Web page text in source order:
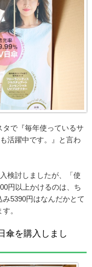
で『毎年使っているサ
活躍中です。』と言わ
検討しましたが、「使
円以上かけるのは、ち
5390円はなんだかとて
。
傘を購入しまし